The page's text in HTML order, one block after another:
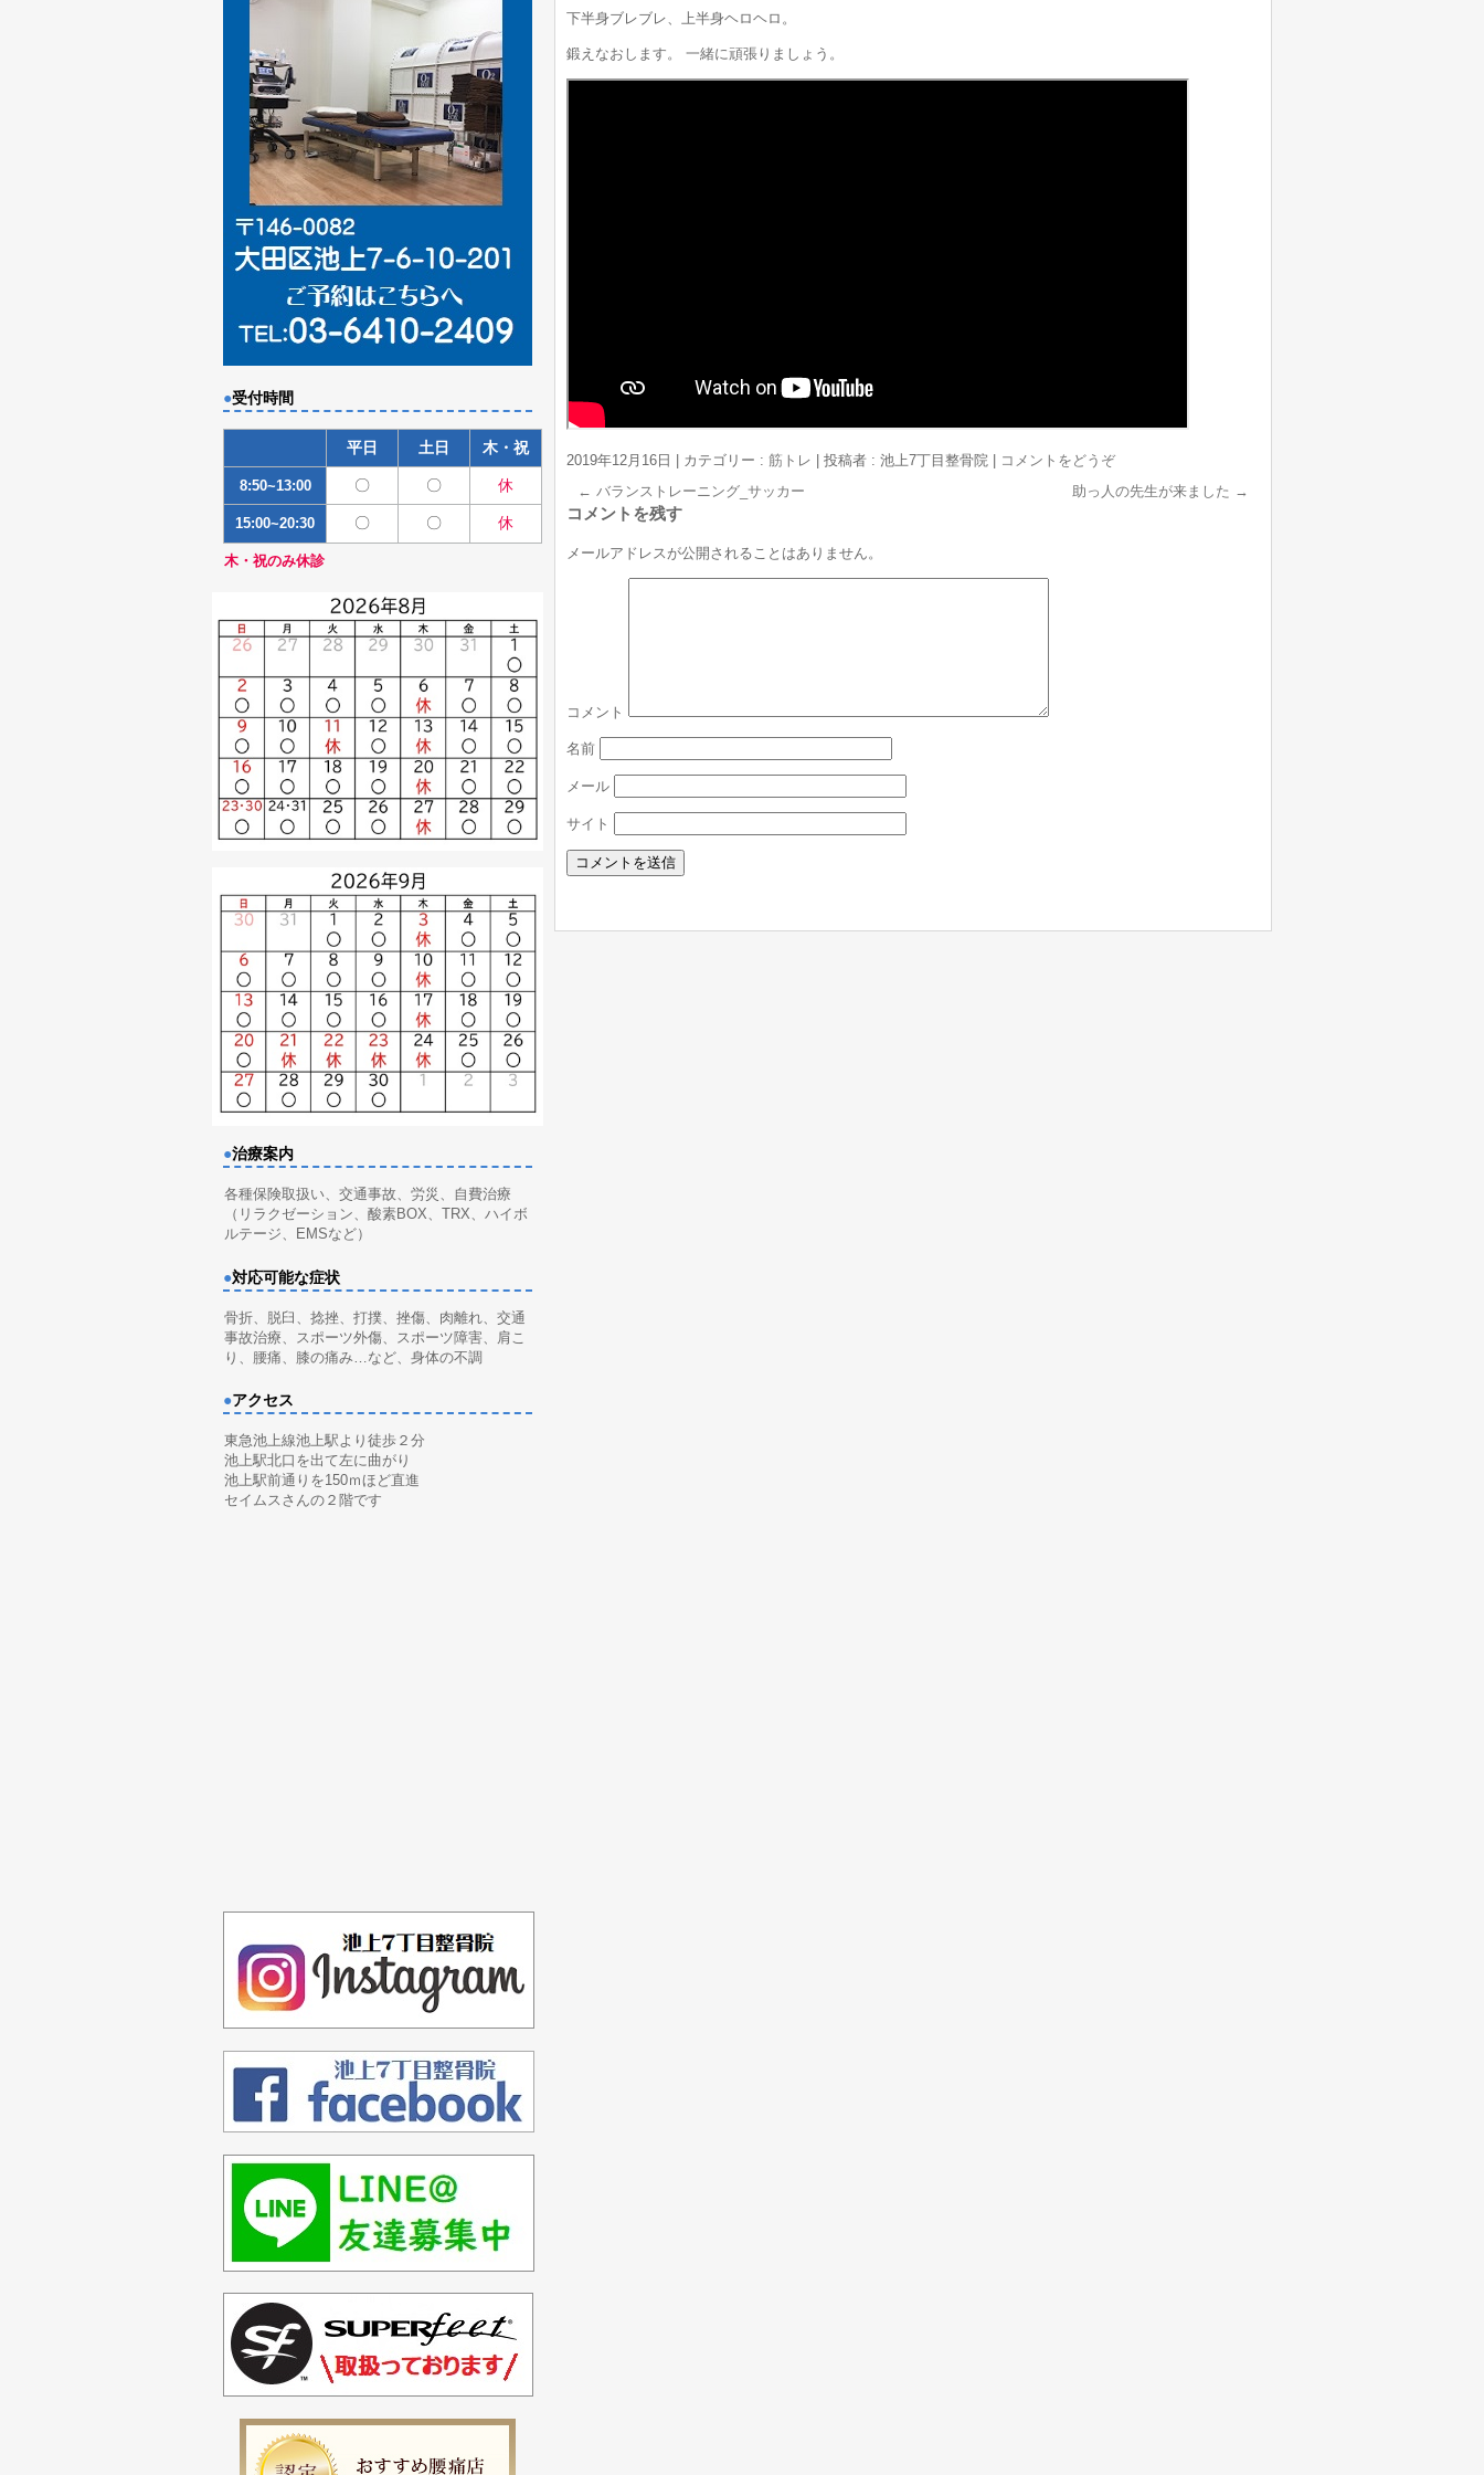
下半身ブレブレ、上半身ヘロヘロ。
鍛えなおします。 一緒に頑張りましょう。
2019年12月16日 カテゴリー : 筋トレ 投稿者 : 池上7丁目整骨院
コメントをどうぞ
← バランストレーニング_サッカー 助っ人の先生が来ました →
コメントを残す
メールアドレスが公開されることはありません。
コメント
名前
メール
サイト
●受付時間
平日 土日 木・祝
8:50~13:00 〇 〇 休
15:00~20:30 〇 〇 休
木・祝のみ休診
●治療案内
各種保険取扱い、交通事故、労災、自費治療
（リラクゼーション、酸素BOX、TRX、ハイボ
ルテージ、EMSなど）
●対応可能な症状
骨折、脱臼、捻挫、打撲、挫傷、肉離れ、交通
事故治療、スポーツ外傷、スポーツ障害、肩こ
り、腰痛、膝の痛み…など、身体の不調
●アクセス
東急池上線池上駅より徒歩２分
池上駅北口を出て左に曲がり
池上駅前通りを150ｍほど直進
セイムスさんの２階です